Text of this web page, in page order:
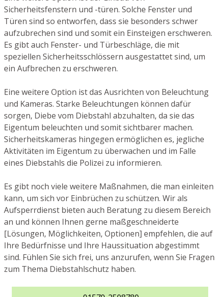
Sicherheitsfenstern und -türen. Solche Fenster und
Türen sind so entworfen, dass sie besonders schwer
aufzubrechen sind und somit ein Einsteigen erschweren.
Es gibt auch Fenster- und Türbeschläge, die mit
speziellen Sicherheitsschlössern ausgestattet sind, um
ein Aufbrechen zu erschweren.
Eine weitere Option ist das Ausrichten von Beleuchtung
und Kameras. Starke Beleuchtungen können dafür
sorgen, Diebe vom Diebstahl abzuhalten, da sie das
Eigentum beleuchten und somit sichtbarer machen.
Sicherheitskameras hingegen ermöglichen es, jegliche
Aktivitäten im Eigentum zu überwachen und im Falle
eines Diebstahls die Polizei zu informieren.
Es gibt noch viele weitere Maßnahmen, die man einleiten
kann, um sich vor Einbrüchen zu schützen. Wir als
Aufsperrdienst bieten auch Beratung zu diesem Bereich
an und können Ihnen gerne maßgeschneiderte
[Lösungen, Möglichkeiten, Optionen] empfehlen, die auf
Ihre Bedürfnisse und Ihre Haussituation abgestimmt
sind. Fühlen Sie sich frei, uns anzurufen, wenn Sie Fragen
zum Thema Diebstahlschutz haben.